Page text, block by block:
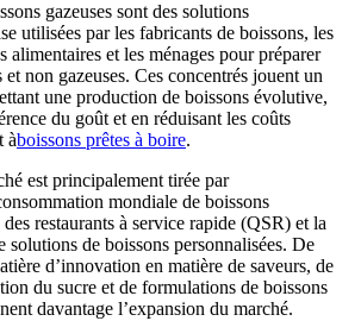
gazeuses sont des solutions
utilisées par les fabricants de boissons, les
alimentaires et les ménages pour préparer
et non gazeuses. Ces concentrés jouent un
une production de boissons évolutive,
du goût et en réduisant les coûts
àboissons prêtes à boire.
est principalement tirée par
mondiale de boissons
des restaurants à service rapide (QSR) et la
solutions de boissons personnalisées. De
d’innovation en matière de saveurs, de
du sucre et de formulations de boissons
davantage l’expansion du marché.